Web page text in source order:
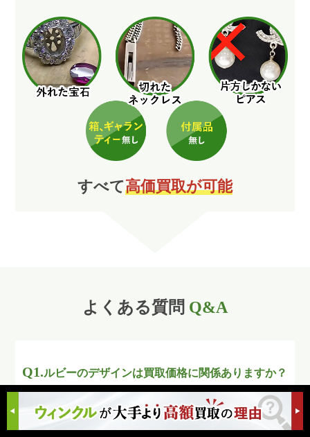
すべて高価買取が可能
よくある質問 Q&A
Q1.ルビーのデザインは買取価格に関係ありますか？
ルビーの買取価格を決める要素として重要なものは輝き
や色味、サイズ、内包物などです。これらがどれも高品質な
ものであれば、価値の高い宝石として認められ高額買取でき